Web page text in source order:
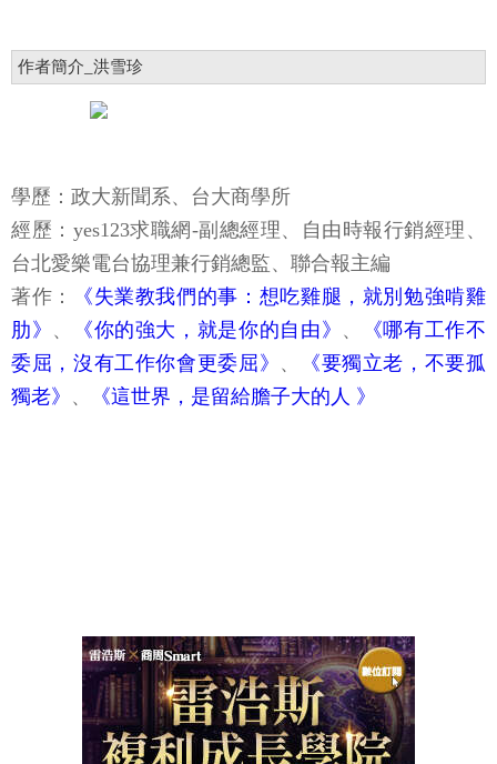
作者簡介_洪雪珍
學歷：政大新聞系、台大商學所
經歷：yes123求職網-副總經理、自由時報行銷經理、
台北愛樂電台協理兼行銷總監、聯合報主編
著作：
《失業教我們的事：想吃雞腿，就別勉強啃雞
肋》 、 《你的強大，就是你的自由》 、
《哪有工作不
委屈，沒有工作你會更委屈》 、
《要獨立老，不要孤
獨老》 、 《這世界，是留給膽子大的人 》